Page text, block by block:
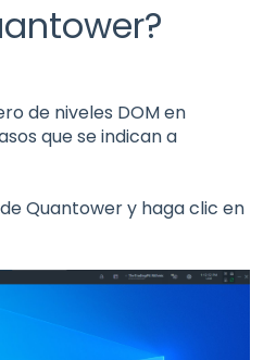
de niveles DOM en
que se indican a
Quantower y haga clic en